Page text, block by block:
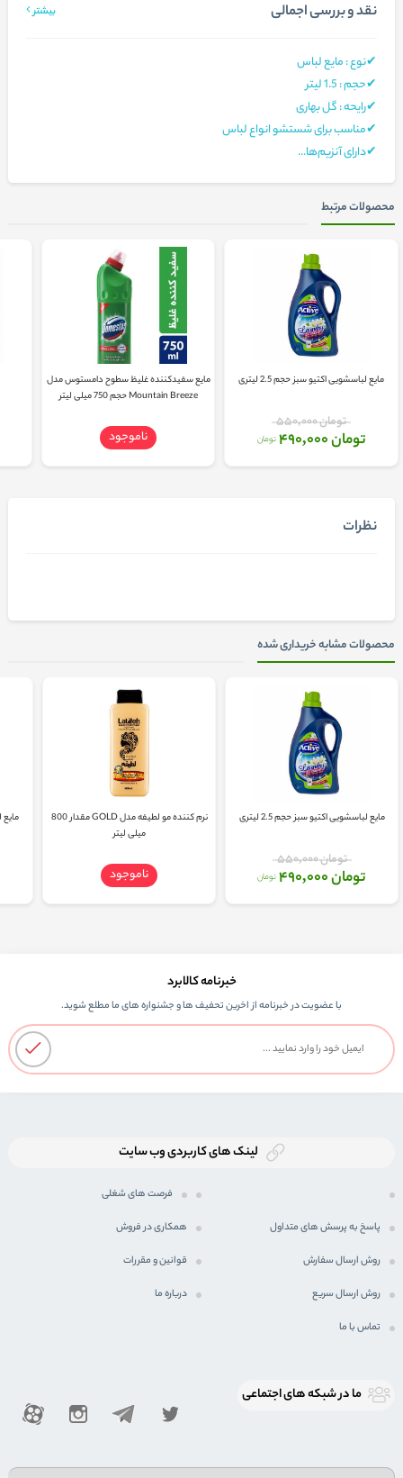
نقد و بررسی اجمالی بیشتر
✔نوع : مایع لباس
✔حجم : 1.5 لیتر
✔رایحه : گل بهاری
✔مناسب برای شستشو انواع لباس
✔دارای آنزیم‌ها...
محصولات مرتبط
مایع لباسشویی اکتیو سبز حجم 2.5 لیتری
تومان 550,000
تومان 490,000 تومان
مایع سفیدکننده غلیظ سطوح دامستوس مدل
Mountain Breeze حجم 750 میلی لیتر
ناموجود
نظرات
محصولات مشابه خریداری شده
مایع لباسشویی اکتیو سبز حجم 2.5 لیتری
تومان 550,000
تومان 490,000 تومان
نرم کننده مو لطیفه مدل GOLD مقدار 800
میلی لیتر
ناموجود
مایع
خبرنامه کالابرد
با عضویت در خبرنامه از اخرین تحفیف ها و جشنواره های ما مطلع شوید.
لینک های کاربردی وب سایت
فرصت های شغلی
پاسخ به پرسش های متداول همکاری در فروش
روش ارسال سفارش قوانین و مقررات
روش ارسال سریع درباره ما
تماس با ما
ما در شبكه های اجتماعی